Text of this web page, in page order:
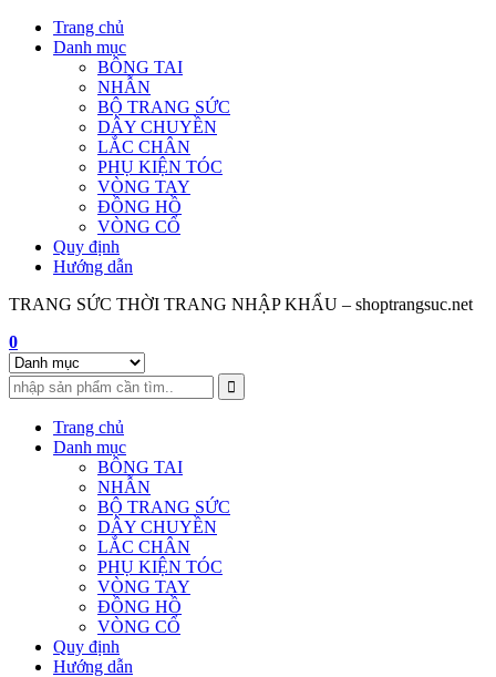
Skip
Trang chủ
Danh mục
BÔNG TAI
NHẪN
BỘ TRANG SỨC
DÂY CHUYỀN
LẮC CHÂN
PHỤ KIỆN TÓC
VÒNG TAY
ĐỒNG HỒ
VÒNG CỔ
Quy định
Hướng dẫn
TRANG SỨC THỜI TRANG NHẬP KHẨU – shoptrangsuc.net
0
Trang chủ
Danh mục
BÔNG TAI
NHẪN
BỘ TRANG SỨC
DÂY CHUYỀN
LẮC CHÂN
PHỤ KIỆN TÓC
VÒNG TAY
ĐỒNG HỒ
VÒNG CỔ
Quy định
Hướng dẫn